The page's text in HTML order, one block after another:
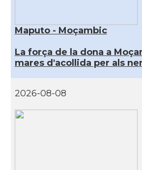
Maputo - Moçambic
La força de la dona a
mares d'acollida per als
2026-08-08